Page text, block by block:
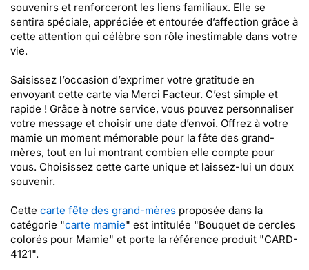
souvenirs et renforceront les liens familiaux. Elle se
sentira spéciale, appréciée et entourée d’affection grâce à
cette attention qui célèbre son rôle inestimable dans votre
vie.
Saisissez l’occasion d’exprimer votre gratitude en
envoyant cette carte via Merci Facteur. C’est simple et
rapide ! Grâce à notre service, vous pouvez personnaliser
votre message et choisir une date d’envoi. Offrez à votre
mamie un moment mémorable pour la fête des grand-
mères, tout en lui montrant combien elle compte pour
vous. Choisissez cette carte unique et laissez-lui un doux
souvenir.
Cette carte fête des grand-mères proposée dans la
catégorie "carte mamie" est intitulée "Bouquet de cercles
colorés pour Mamie" et porte la référence produit "CARD-
4121".